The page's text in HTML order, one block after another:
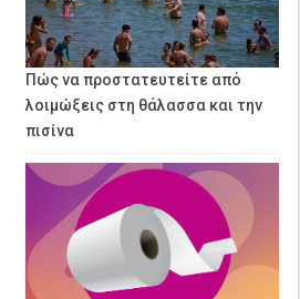
Πώς να προστατευτείτε από
λοιμώξεις στη θάλασσα και την
πισίνα